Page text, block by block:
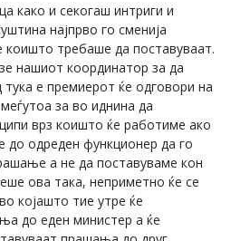
како и секогаш интриги и
најпрво го сменија
коишто требаше да поставуваат.
нашиот координатор за да
е премиерот ќе одговори на
за во иднина да
врз коишто ќе работиме ако
до одреден функционер да го
а не да поставуваме кон
ова така, неприметно ќе се
којашто тие утре ќе
до еден министер а ќе